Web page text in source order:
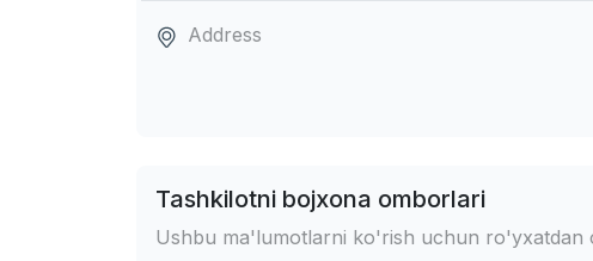
Address
Tashkilotni bojxona omborlari
Ushbu ma'lumotlarni ko'rish uchun ro'yxatdan